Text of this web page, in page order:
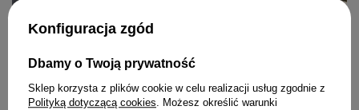
Konfiguracja zgód
Dbamy o Twoją prywatność
Sklep korzysta z plików cookie w celu realizacji usług zgodnie z
Polityką dotyczącą cookies. Możesz określić warunki